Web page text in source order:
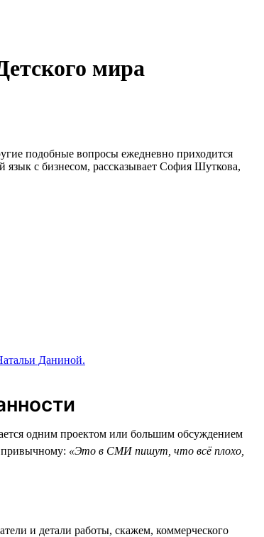
мира
подобные вопросы ежедневно приходится
язык с бизнесом, рассказывает София Шуткова,
Даниной.
одним проектом или большим обсуждением
привычному: «Это в СМИ пишут, что всё плохо,
и детали работы, скажем, коммерческого